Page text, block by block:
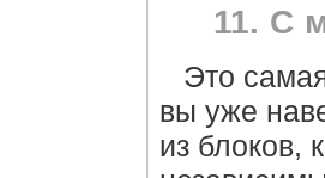
11. С
Это
вы уже
из блоков,